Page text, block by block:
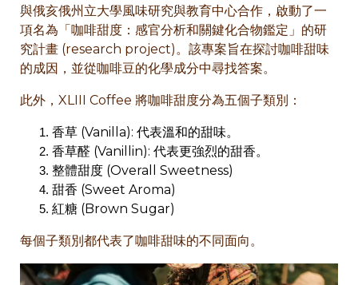
與俄亥俄州立大學風味研究與教育中心合作，啟動了一
項名為「咖啡甜度：感官分析和關鍵化合物鑑定」的研
究計畫 (research project)。該專案旨在探討咖啡甜味
的成因，並從咖啡豆的化學成分中尋找答案。
此外，XLIII Coffee 將咖啡甜度分為五個子類別：
香草 (Vanilla): 代表溫和的甜味。
香草醛 (Vanillin): 代表更強烈的甜香。
整體甜度 (Overall Sweetness)
甜香 (Sweet Aroma)
紅糖 (Brown Sugar)
每個子類別都代表了咖啡甜味的不同面向。